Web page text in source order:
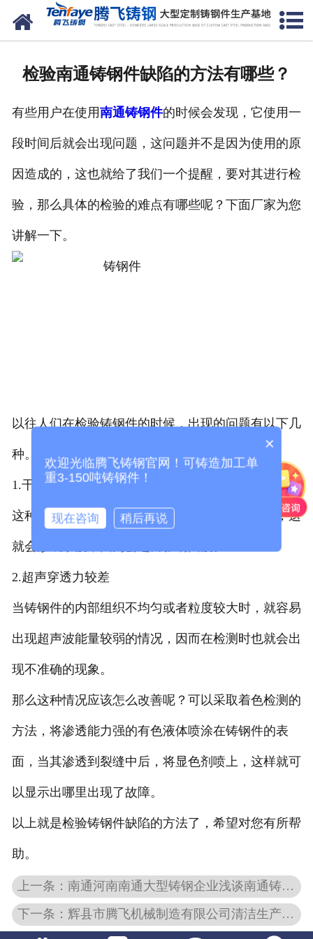
网站首页
生产能力
检验南通铸钢件缺陷的方法有哪些？
有些用户在使用南通铸钢件的时候会发现，它使用一
段时间后就会出现问题，这问题并不是因为使用的原
因造成的，这也就给了我们一个提醒，要对其进行检
验，那么具体的检验的难点有哪些呢？下面厂家为您
讲解一下。
以往人们在检验铸钢件的时候，出现的问题有以下几
种。
1.干扰杂波较多
这种情情况主要是由声波的散射信号较大造成的，这
就会形成杂波，因为会进而影响回波。
2.超声穿透力较差
当铸钢件的内部组织不均匀或者粒度较大时，就容易
出现超声波能量较弱的情况，因而在检测时也就会出
现不准确的现象。
那么这种情况应该怎么改善呢？可以采取着色检测的
方法，将渗透能力强的有色液体喷涂在铸钢件的表
面，当其渗透到裂缝中后，将显色剂喷上，这样就可
以显示出哪里出现了故障。
以上就是检验铸钢件缺陷的方法了，希望对您有所帮
助。
上一条：南通河南南通大型铸钢企业浅谈南通铸钢件中有哪些常见缺陷？
下一条：辉县市腾飞机械制造有限公司清洁生产审核主要污染物排放情况信息公示
×
欢迎光临腾飞铸钢官网！可铸造加工单
重3-150吨铸钢件！
现在咨询 稍后再说